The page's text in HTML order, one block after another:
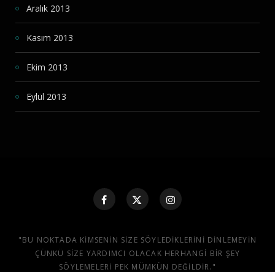
Aralık 2013
Kasım 2013
Ekim 2013
Eylül 2013
"BU NOKTADA KIMSENIN SIZE SÖYLEDIKLERINI DINLEMEYIN
ÇÜNKÜ SIZE YARDIMCI OLACAK HERHANGI BIR ŞEY
SÖYLEMELERI PEK MÜMKÜN DEĞILDIR."